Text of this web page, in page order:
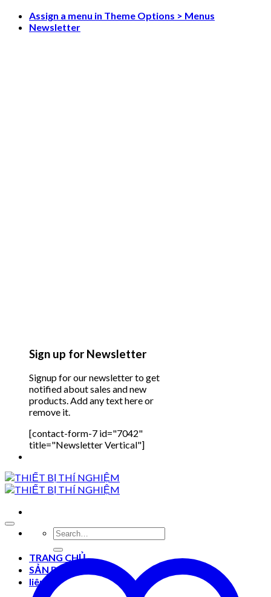
Skip
Assign a menu in Theme Options > Menus
Newsletter
Sign up for Newsletter
Signup for our newsletter to get
notified about sales and new
products. Add any text here or
remove it.
[contact-form-7 id="7042"
title="Newsletter Vertical"]
Search
for:
TRANG CHỦ
SẢN PHẨM
liên hệ